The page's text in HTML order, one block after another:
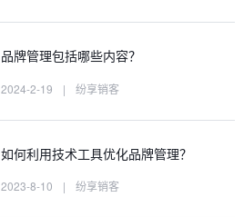
品牌管理包括哪些内容？
2024-2-19 | 纷享销客
如何利用技术工具优化品牌管理？
2023-8-10 | 纷享销客